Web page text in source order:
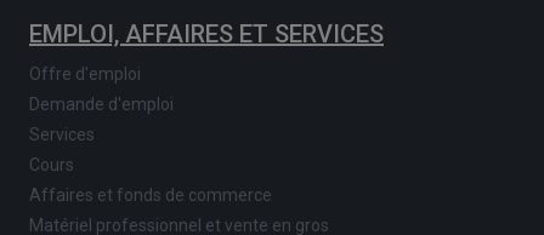
EMPLOI, AFFAIRES ET SERVICES
Offre d'emploi
Demande d'emploi
Services
Cours
Affaires et fonds de commerce
Matériel professionnel et vente en gros